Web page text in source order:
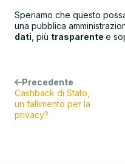
Speriamo che questo
una pubblica
dati , più trasparente e
Precedente
Cashback di Stato,
un fallimento per la
privacy?